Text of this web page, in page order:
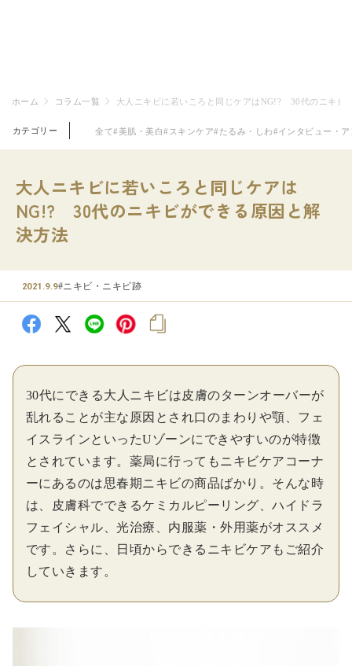
ホーム コラム一覧 大人ニキビに若いころと同じケアはNG!? 30代のニキビ
カテゴリー 全て#美肌・美白#スキンケア#たるみ・しわ#インタビュー・
大人ニキビに若いころと同じケアは
NG!? 30代のニキビができる原因と解
決方法
2021.9.9#ニキビ・ニキビ跡
30代にできる大人ニキビは皮膚のターンオーバーが
乱れることが主な原因とされ口のまわりや顎、フェ
イスラインといったUゾーンにできやすいのが特徴
とされています。薬局に行ってもニキビケアコーナ
ーにあるのは思春期ニキビの商品ばかり。そんな時
は、皮膚科でできるケミカルピーリング、ハイドラ
フェイシャル、光治療、内服薬・外用薬がオススメ
です。さらに、日頃からできるニキビケアもご紹介
していきます。